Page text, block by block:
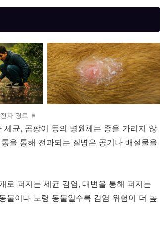
파 경로 🧬
균, 곰팡이 등의 병원체는 종을 가리지 않
을 통해 전파되는 질병은 공기나 배설물을
로 퍼지는 세균 감염, 대변을 통해 퍼지는
물이나 노령 동물일수록 감염 위험이 더 높